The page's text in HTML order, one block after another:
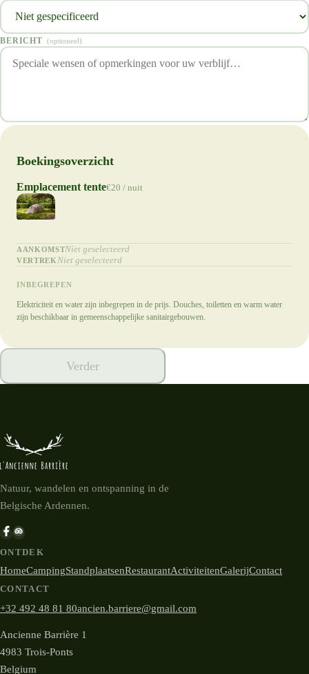
BERICHT (optioneel)
Boekingsoverzicht
Emplacement tente€20 / nuit
AANKOMSTNiet geselecteerd
VERTREKNiet geselecteerd
INBEGREPEN
Elektriciteit en water zijn inbegrepen in de prijs. Douches, toiletten en warm water
zijn beschikbaar in gemeenschappelijke sanitairgebouwen.
Verder
Natuur, wandelen en ontspanning in de
Belgische Ardennen.
ONTDEK
HomeCampingStandplaatsenRestaurantActiviteitenGalerijContact
CONTACT
+32 492 48 81 80ancien.barriere@gmail.com
Ancienne Barrière 1
4983 Trois-Ponts
Belgium